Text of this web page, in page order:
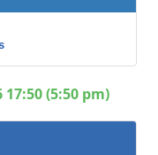
(5:50 pm)